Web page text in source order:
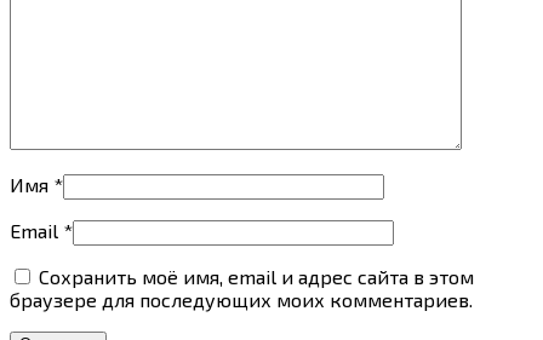
Имя *
Email *
Сохранить моё имя, email и адрес сайта в этом
браузере для последующих моих комментариев.